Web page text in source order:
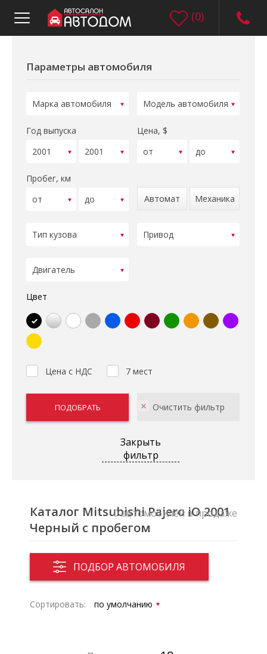
(0)
Параметры автомобиля
Год выпуска Цена, $
Пробег, км
Автомат
Механика
Цвет
Цена с НДС 7 мест
Закрыть
фильтр
Каталог Mitsubishi Pajero iO 2001
Черный с пробегом
ПОДБОР АВТОМОБИЛЯ
0 автомобилей в продаже
Сортировать: